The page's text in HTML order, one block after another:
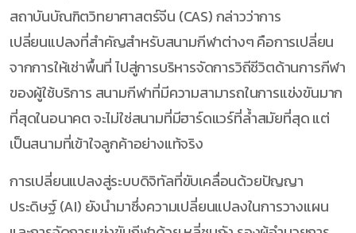
สถาบันบัณฑิตวิทยาศาสตร์จีน (CAS) กล่าวว่าการ
เปลี่ยนแปลงที่สำคัญสำหรับสนามกีฬาต่างๆ คือการเปลี่ยน
จากการให้เช่าพื้นที่ ไปสู่การบริหารจัดการวิถีชีวิตด้านการกีฬา
ของผู้ใช้บริการ สนามกีฬาที่มีความสามารถในการแข่งขันมาก
ที่สุดในอนาคต จะไม่ใช่สนามที่มีฮาร์ดแวร์ที่ล้ำสมัยที่สุด แต่
เป็นสนามที่เข้าใจลูกค้าอย่างแท้จริง
การเปลี่ยนแปลงสู่ระบบดิจิทัลที่ขับเคลื่อนด้วยปัญญา
ประดิษฐ์ (AI) ยังนำมาซึ่งความเปลี่ยนแปลงในการวางแผน